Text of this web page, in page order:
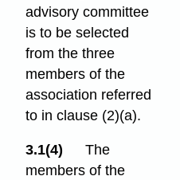
advisory committee
is to be selected
from the three
members of the
association referred
to in clause (2)⁠(a).
3.1(4)
The
members of the